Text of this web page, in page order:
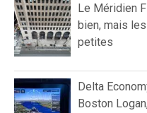
Le Méridien
bien, mais
petites
Delta
Boston